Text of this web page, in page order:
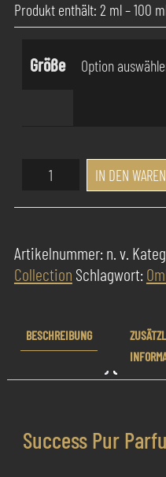
Produkt enthält: 2 ml– 100
Größe
Success
Parfum
Ashes
Menge
IN DEN
Artikelnummer:n. v.
Collection Schlagwort:
BESCHREIBUNG
Success Pur